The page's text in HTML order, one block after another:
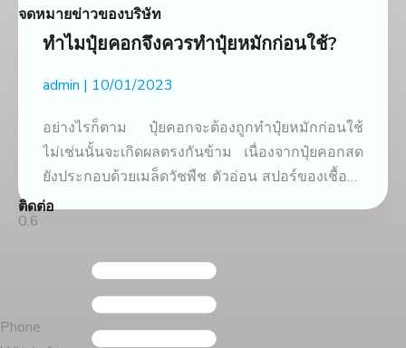
จดหมายข่าวของบริษัท
ติดต่อ
ทำไมปุ๋ยคอกจึงควรทำปุ๋ยหมักก่อนใช้?
admin 10/01/2023
อย่างไรก็ตาม ปุ๋ยคอกจะต้องถูกทำปุ๋ยหมักก่อนใช้
ไม่เช่นนั้นจะเกิดผลตรงกันข้าม เนื่องจากปุ๋ยคอกสด
ยังประกอบด้วยเมล็ดวัชพืช ตัวอ่อน สปอร์ของเชื้อรา
แอกติโนไมซีต และแบคทีเรียบางชนิดที่ยังอยู่ใน
Phone